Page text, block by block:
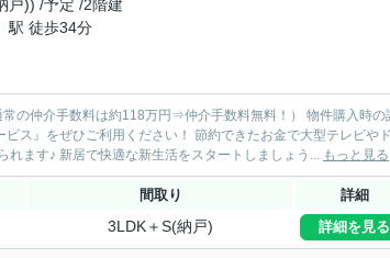
戸)) /予定 /2階建
」駅 徒歩34分
万円⇒仲介手数料無料！） 物件購入時の諸費用（初期費用）を
きたお金で大型テレビやドラム式洗濯機などの最
新家電や オシャレなテーブル、ソファーなど新品家具を揃えられます♪ 新居で快適な新生活をスタートしましょう... もっと見る
間取り 詳細
3LDK＋S(納戸) 詳細を見る